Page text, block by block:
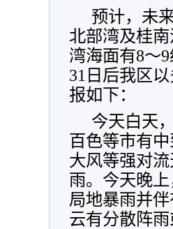
预计，未
北部湾及桂
湾海面有8～
31日后我区
报如下：
今天白天
百色等市有
大风等强对
雨。今天晚
局地暴雨并
云有分散阵